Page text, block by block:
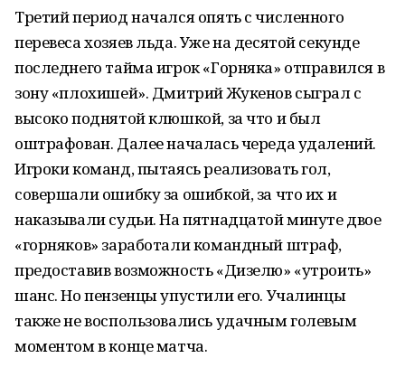
Третий период начался опять с численного
перевеса хозяев льда. Уже на десятой секунде
последнего тайма игрок «Горняка» отправился в
зону «плохишей». Дмитрий Жукенов сыграл с
высоко поднятой клюшкой, за что и был
оштрафован. Далее началась череда удалений.
Игроки команд, пытаясь реализовать гол,
совершали ошибку за ошибкой, за что их и
наказывали судьи. На пятнадцатой минуте двое
«горняков» заработали командный штраф,
предоставив возможность «Дизелю» «утроить»
шанс. Но пензенцы упустили его. Учалинцы
также не воспользовались удачным голевым
моментом в конце матча.